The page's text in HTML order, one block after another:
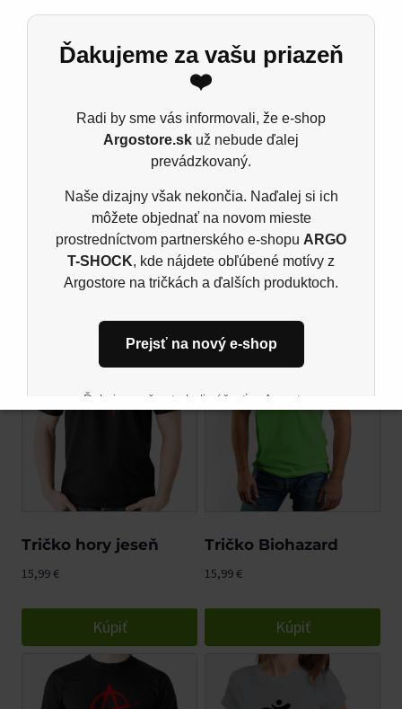
letnú náladu!
Dámske tričko B&C E190
Materiál: 185 g/m²
100% predpraná prstencová bavlna
bavlna, 15% viskóza, single jers
Súvisiace produkty
Tričko hory jeseň
15,99€
Kúpiť
Tričko Biohazard
15,99€
Kúpiť
Ďakujeme za vašu priazeň
❤️
Radi by sme vás informovali, že e-shop
Argostore.sk už nebude ďalej
prevádzkovaný.
Naše dizajny však nekončia. Naďalej si ich
môžete objednať na novom mieste
prostredníctvom partnerského e-shopu ARGO
T-SHOCK, kde nájdete obľúbené motívy z
Argostore na tričkách a ďalších produktoch.
Prejsť na nový e-shop
Ďakujeme, že ste boli súčasťou Argostore
komunity. Tešíme sa na vás aj naďalej na novom